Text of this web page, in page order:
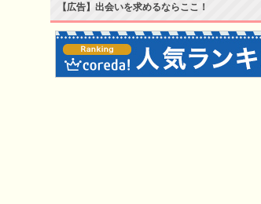
【広告】出会いを求めるならここ！